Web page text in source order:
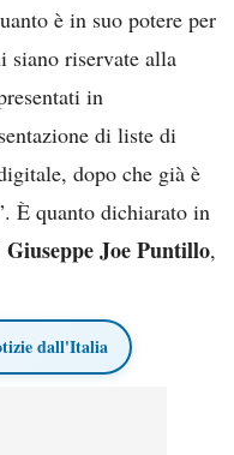
è in suo potere per
siano riservate alla
in
di liste di
dopo che già è
È quanto dichiarato in
Giuseppe Joe Puntillo,
dall'Italia